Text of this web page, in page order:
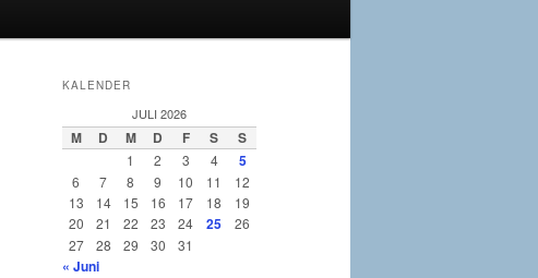
KALENDER
JULI 2026
M D M D F S S
1 2 3 4 5
6 7 8 9 10 11
12
13
14 15 16 17 18
19
20
21 22 23 24 25
26
27
28 29 30 31
« Juni